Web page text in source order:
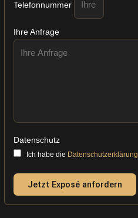
Telefonnummer
Ihre Anfrage
Datenschutz
Ich habe die Datenschutzerklärung
Jetzt Exposé anfordern